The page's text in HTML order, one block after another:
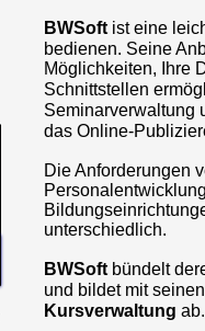
BWSoft ist eine
bedienen. Seine
Möglichkeiten, Ihre
Schnittstellen
Seminarverwaltung
das Online-
Die Anforderungen
unterschiedlich.
BWSoft bündelt
und bildet mit
Kursverwaltung ab.